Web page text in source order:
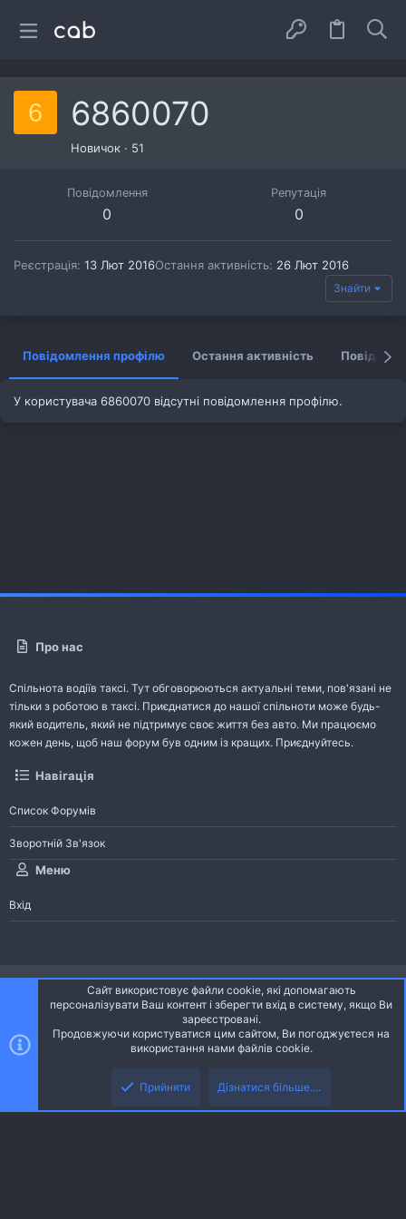
6 6860070
Новичок · 51
Повідомлення
0
Репутація
0
Реєстрація 13 Лют 2016Остання активність 26 Лют 2016
Знайти
Повідомлення профілю Остання активність
У користувача 6860070 відсутні повідомлення профілю.
Про нас
Спільнота водіїв таксі. Тут обговорюються актуальні теми, пов'язані не
тільки з роботою в таксі. Приєднатися до нашої спільноти може будь-
який водитель, який не підтримує своє життя без авто. Ми працюємо
кожен день, щоб наш форум був одним із кращих. Приєднуйтесь.
Навігація
Список Форумів
Зворотній Зв'язок
Меню
Вхід
Ніч
Українська (UA)
S
Community platform by XenForo® © 2010-2026 XenForo Ltd.
Community platform by XenForo © 2010-2022 XenForo Ltd. | dev: Pages
Сайт використовує файли cookie, які допомагають
персоналізувати Ваш контент і зберегти вхід в систему, якщо Ви
зареєстровані.
Продовжуючи користуватися цим сайтом, Ви погоджуєтеся на
використання нами файлів cookie.
Прийняти Дізнатися більше....